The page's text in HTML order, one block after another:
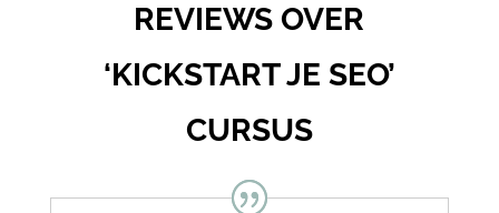
REVIEWS OVER
‘KICKSTART JE SEO’
CURSUS